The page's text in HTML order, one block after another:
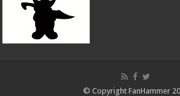
© Copyright FanHammer